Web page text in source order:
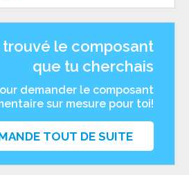
trouvé le composant
que tu cherchais
demander le composant
sur mesure pour toi!
TOUT DE SUITE